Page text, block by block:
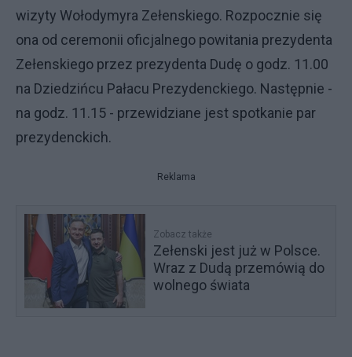
wizyty Wołodymyra Zełenskiego. Rozpocznie się
ona od ceremonii oficjalnego powitania prezydenta
Zełenskiego przez prezydenta Dudę o godz. 11.00
na Dziedzińcu Pałacu Prezydenckiego. Następnie -
na godz. 11.15 - przewidziane jest spotkanie par
prezydenckich.
Reklama
Zobacz także
Zełenski jest już w Polsce.
Wraz z Dudą przemówią do
wolnego świata